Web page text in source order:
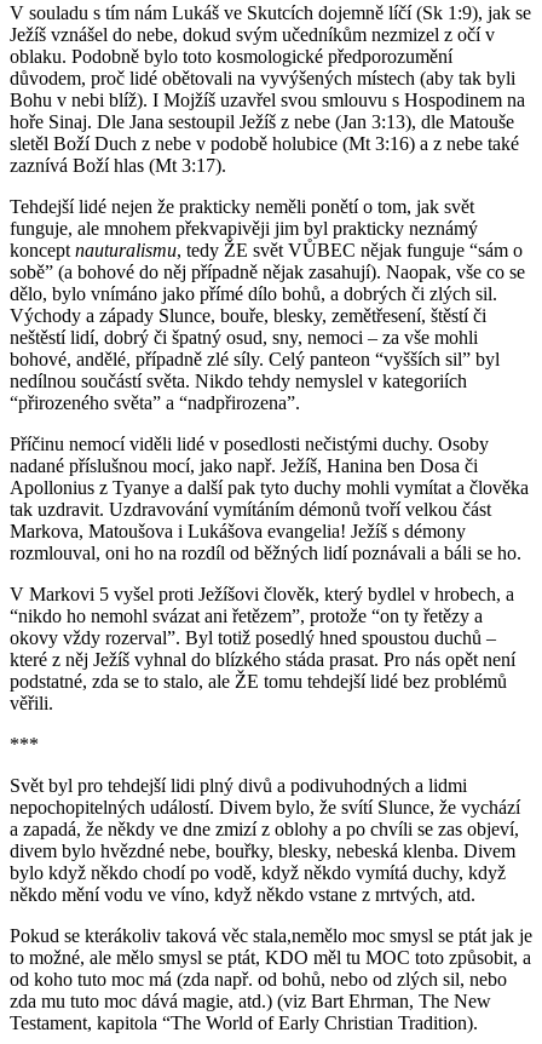
V souladu s tím nám Lukáš ve Skutcích dojemně líčí (Sk 1:9), jak se
Ježíš vznášel do nebe, dokud svým učedníkům nezmizel z očí v
oblaku. Podobně bylo toto kosmologické předporozumění
důvodem, proč lidé obětovali na vyvýšených místech (aby tak byli
Bohu v nebi blíž). I Mojžíš uzavřel svou smlouvu s Hospodinem na
hoře Sinaj. Dle Jana sestoupil Ježíš z nebe (Jan 3:13), dle Matouše
sletěl Boží Duch z nebe v podobě holubice (Mt 3:16) a z nebe také
zaznívá Boží hlas (Mt 3:17).
Tehdejší lidé nejen že prakticky neměli ponětí o tom, jak svět
funguje, ale mnohem překvapivěji jim byl prakticky neznámý
koncept nauturalismu, tedy ŽE svět VŮBEC nějak funguje “sám o
sobě” (a bohové do něj případně nějak zasahují). Naopak, vše co se
dělo, bylo vnímáno jako přímé dílo bohů, a dobrých či zlých sil.
Východy a západy Slunce, bouře, blesky, zemětřesení, štěstí či
neštěstí lidí, dobrý či špatný osud, sny, nemoci – za vše mohli
bohové, andělé, případně zlé síly. Celý panteon “vyšších sil” byl
nedílnou součástí světa. Nikdo tehdy nemyslel v kategoriích
“přirozeného světa” a “nadpřirozena”.
Příčinu nemocí viděli lidé v posedlosti nečistými duchy. Osoby
nadané příslušnou mocí, jako např. Ježíš, Hanina ben Dosa či
Apollonius z Tyanye a další pak tyto duchy mohli vymítat a člověka
tak uzdravit. Uzdravování vymítáním démonů tvoří velkou část
Markova, Matoušova i Lukášova evangelia! Ježíš s démony
rozmlouval, oni ho na rozdíl od běžných lidí poznávali a báli se ho.
V Markovi 5 vyšel proti Ježíšovi člověk, který bydlel v hrobech, a
“nikdo ho nemohl svázat ani řetězem”, protože “on ty řetězy a
okovy vždy rozerval”. Byl totiž posedlý hned spoustou duchů –
které z něj Ježíš vyhnal do blízkého stáda prasat. Pro nás opět není
podstatné, zda se to stalo, ale ŽE tomu tehdejší lidé bez problémů
věřili.
***
Svět byl pro tehdejší lidi plný divů a podivuhodných a lidmi
nepochopitelných událostí. Divem bylo, že svítí Slunce, že vychází
a zapadá, že někdy ve dne zmizí z oblohy a po chvíli se zas objeví,
divem bylo hvězdné nebe, bouřky, blesky, nebeská klenba. Divem
bylo když někdo chodí po vodě, když někdo vymítá duchy, když
někdo mění vodu ve víno, když někdo vstane z mrtvých, atd.
Pokud se kterákoliv taková věc stala,nemělo moc smysl se ptát jak je
to možné, ale mělo smysl se ptát, KDO měl tu MOC toto způsobit, a
od koho tuto moc má (zda např. od bohů, nebo od zlých sil, nebo
zda mu tuto moc dává magie, atd.) (viz Bart Ehrman, The New
Testament, kapitola “The World of Early Christian Tradition).